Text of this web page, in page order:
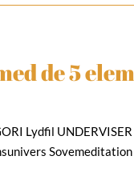
de 5
Lydfil
Sovemeditation